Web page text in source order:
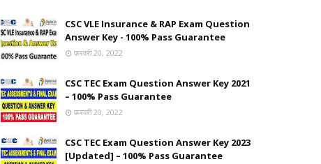
CSC VLE Insurance & RAP Exam Question
Answer Key - 100% Pass Guarantee
फ़रवरी 20, 2022
CSC TEC Exam Question Answer Key 2021
– 100% Pass Guarantee
फ़रवरी 20, 2022
CSC TEC Exam Question Answer Key 2023
[Updated] – 100% Pass Guarantee